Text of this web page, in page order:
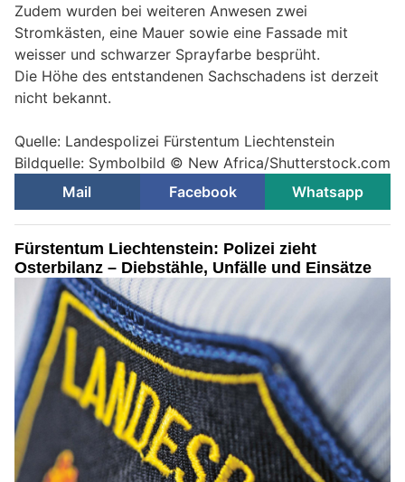
Zudem wurden bei weiteren Anwesen zwei
Stromkästen, eine Mauer sowie eine Fassade mit
weisser und schwarzer Sprayfarbe besprüht.
Die Höhe des entstandenen Sachschadens ist derzeit
nicht bekannt.
Quelle: Landespolizei Fürstentum Liechtenstein
Bildquelle: Symbolbild © New Africa/Shutterstock.com
Mail
Facebook Whatsapp
Fürstentum Liechtenstein: Polizei zieht
Osterbilanz – Diebstähle, Unfälle und Einsätze